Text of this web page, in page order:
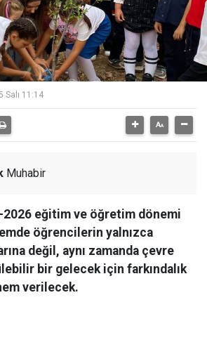
Salı 11:14
Muhabir
2026 eğitim ve öğretim dönemi
öğrencilerin yalnızca
değil, aynı zamanda çevre
bir gelecek için farkındalık
verilecek.